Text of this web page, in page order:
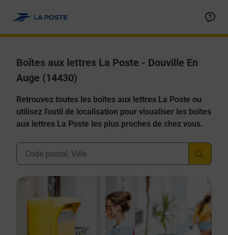
Boîtes aux lettres La Poste - Douville En
Auge (14430)
Retrouvez toutes les boîtes aux lettres La Poste ou
utilisez l'outil de localisation pour visualiser les boîtes
aux lettres La Poste les plus proches de chez vous.
Ville, Département, Code Postal